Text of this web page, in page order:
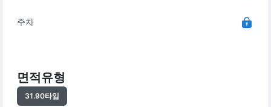
주차
면적유형
31.90타입